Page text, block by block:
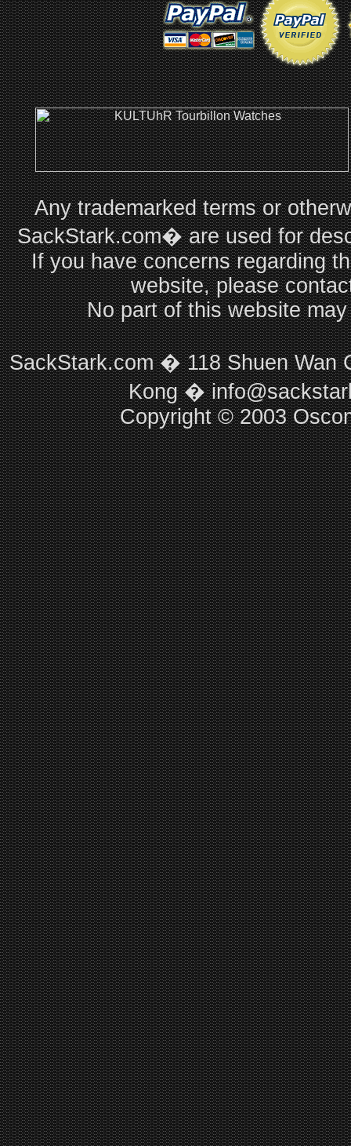
Any trademarked terms or
SackStark.com� are used for
If you have concerns regarding
website, please
No part of this website
SackStark.com � 118 Shuen
Kong �
Copyright © 2003